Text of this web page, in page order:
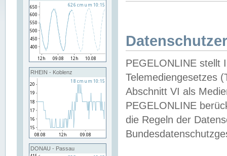
RHEIN - Koblenz
DONAU - Passau
PEGELONLINE stellt
Telemediengesetzes
Abschnitt VI als
PEGELONLINE
die Regeln der